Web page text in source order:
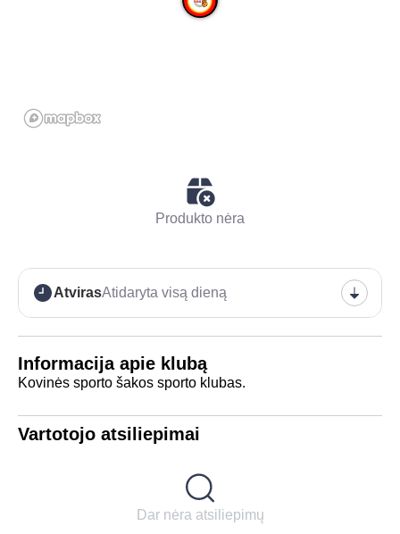
Informacija apie klubą
Kovinės sporto šakos sporto klubas.
Vartotojo atsiliepimai
Dar nėra atsiliepimų
Produkto nėra
AtvirasAtidaryta visą dieną